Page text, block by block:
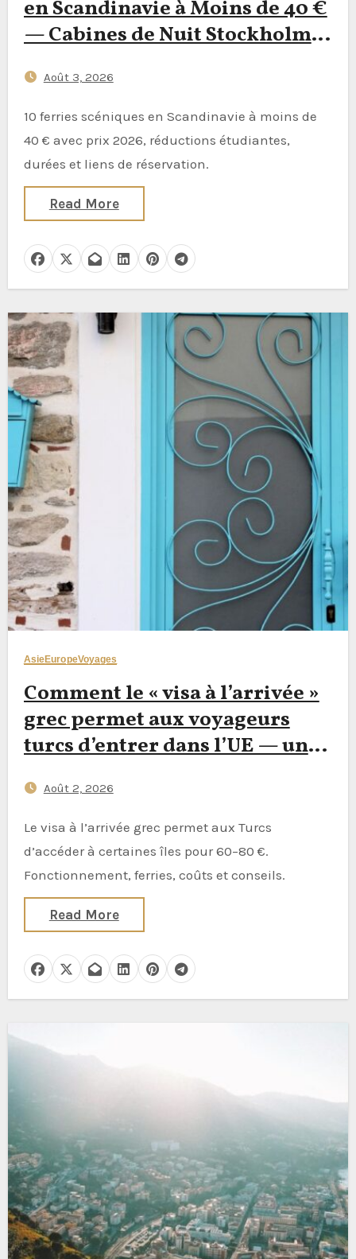
en Scandinavie à Moins de 40 €
— Cabines de Nuit Stockholm–
Lofoten & Réductions
Étudiantes Expliquées
Août 3, 2026
10 ferries scéniques en Scandinavie à moins de
40 € avec prix 2026, réductions étudiantes,
durées et liens de réservation.
Read More
AsieEuropeVoyages
Comment le « visa à l’arrivée »
grec permet aux voyageurs
turcs d’entrer dans l’UE — une
Août 2, 2026
Le visa à l’arrivée grec permet aux Turcs
d’accéder à certaines îles pour 60–80 €.
Fonctionnement, ferries, coûts et conseils.
Read More